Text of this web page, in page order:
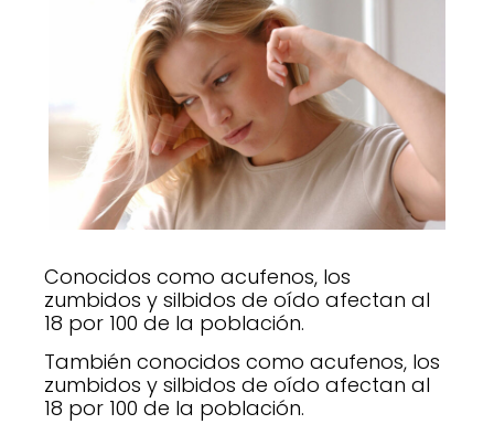
Conocidos como acufenos, los
zumbidos y silbidos de oído afectan al
18 por 100 de la población.
También conocidos como acufenos, los
zumbidos y silbidos de oído afectan al
18 por 100 de la población.